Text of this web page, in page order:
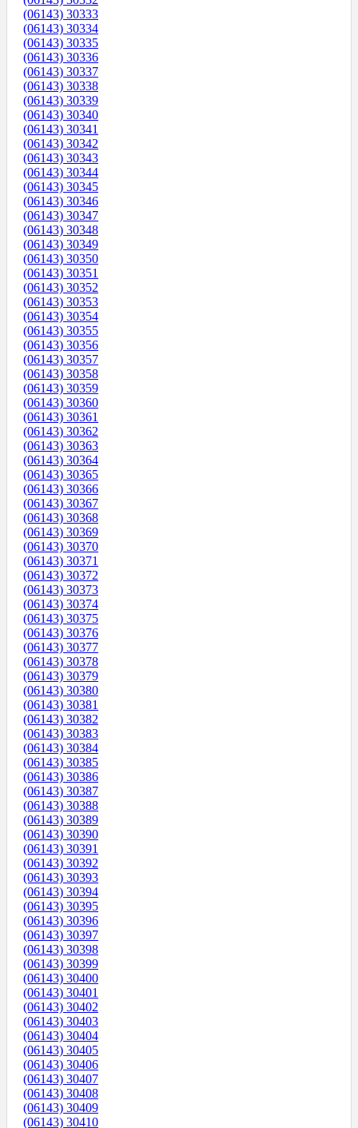
(06143) 30333
(06143) 30334
(06143) 30335
(06143) 30336
(06143) 30337
(06143) 30338
(06143) 30339
(06143) 30340
(06143) 30341
(06143) 30342
(06143) 30343
(06143) 30344
(06143) 30345
(06143) 30346
(06143) 30347
(06143) 30348
(06143) 30349
(06143) 30350
(06143) 30351
(06143) 30352
(06143) 30353
(06143) 30354
(06143) 30355
(06143) 30356
(06143) 30357
(06143) 30358
(06143) 30359
(06143) 30360
(06143) 30361
(06143) 30362
(06143) 30363
(06143) 30364
(06143) 30365
(06143) 30366
(06143) 30367
(06143) 30368
(06143) 30369
(06143) 30370
(06143) 30371
(06143) 30372
(06143) 30373
(06143) 30374
(06143) 30375
(06143) 30376
(06143) 30377
(06143) 30378
(06143) 30379
(06143) 30380
(06143) 30381
(06143) 30382
(06143) 30383
(06143) 30384
(06143) 30385
(06143) 30386
(06143) 30387
(06143) 30388
(06143) 30389
(06143) 30390
(06143) 30391
(06143) 30392
(06143) 30393
(06143) 30394
(06143) 30395
(06143) 30396
(06143) 30397
(06143) 30398
(06143) 30399
(06143) 30400
(06143) 30401
(06143) 30402
(06143) 30403
(06143) 30404
(06143) 30405
(06143) 30406
(06143) 30407
(06143) 30408
(06143) 30409
(06143) 30410